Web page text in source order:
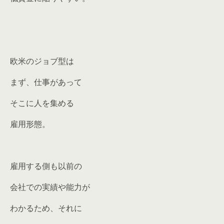
欧米のジョブ型は
まず、仕事があって
そこに人を集める
雇用形態。
雇用する側も以前の
会社での実績や能力が
わかるため、それに